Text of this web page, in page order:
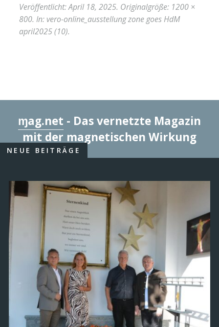
Veröffentlicht:April 18, 2025. Originalgröße: 1200 ×
800. In: vero-online_ausstellung zone goes HdM
april2025 (10).
ɱag.net - Das vernetzte Magazin
mit der magnetischen Wirkung
NEUE BEITRÄGE